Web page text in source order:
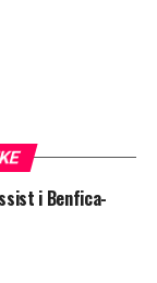
i Benfica-